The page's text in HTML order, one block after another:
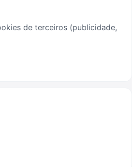
de terceiros (publicidade,